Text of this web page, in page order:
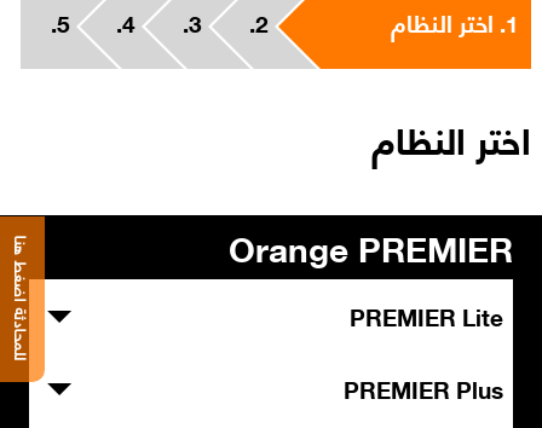
1. اختر النظام 2.
3.
4.
5.
اختر النظام
Orange PREMIER
PREMIER Lite
PREMIER Plus
للمحادثة اضغط هنا